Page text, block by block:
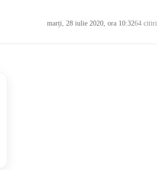
marți, 28 iulie 2020, ora 10:3264 citiri